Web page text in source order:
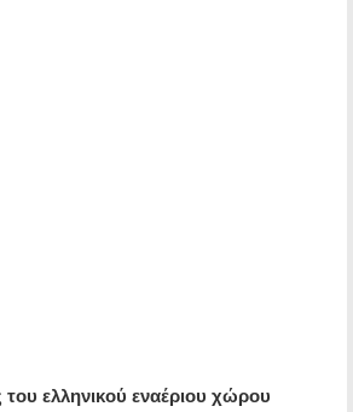
του ελληνικού εναέριου χώρου